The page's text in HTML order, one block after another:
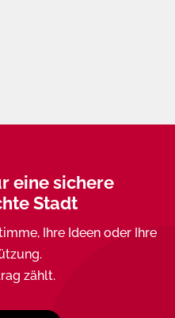
eine sichere
Stadt
Ihre Ideen oder Ihre
zählt.